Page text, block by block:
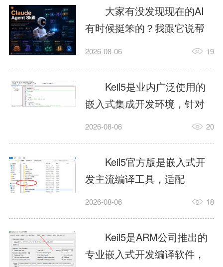
大家有没发现现在的AI
有时候挺笨的？我跟它说帮
我订个明天早上的闹钟，它
这样？因为AI，就是个只会
耍嘴皮子的书呆子。它脑子
里有海量知识，但没有真正
激发出来实力。而
AgentSkill，就是给AI大脑装
上的一双机械手，它真的能
解决很多问题。1什么是
AgentSkillSkill指...
2026-08-06 19
Keil5是业内广泛使用的
嵌入式集成开发环境，针对
ARM、51内核单片机提供编
力，代码编译稳定，调试工
具成熟，大量开源项目基于
该平台开发。新项目需要单
独下载对应芯片支持包，新
手配置难度较高，正版商业
授权费用不菲，未授权版本
存在程序容量限制，适合硬
2026-08-06 20
Keil5官方版是嵌入式开
发主流编译工具，适配
STM32、51单片机等多款芯
在线调试、代码仿真，兼容
众多厂商芯片安装包。软件
需要手动添加器件库，初次
2026-08-06 18
Keil5是ARM公司推出的
专业嵌入式开发编译软件，